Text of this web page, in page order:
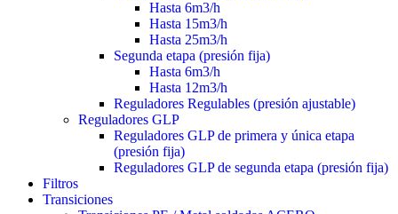
Hasta 6m3/h
Hasta 15m3/h
Hasta 25m3/h
Segunda etapa (presión fija)
Hasta 6m3/h
Hasta 12m3/h
Reguladores Regulables (presión ajustable)
Reguladores GLP
Reguladores GLP de primera y única etapa
(presión fija)
Reguladores GLP de segunda etapa (presión fija)
Filtros
Transiciones